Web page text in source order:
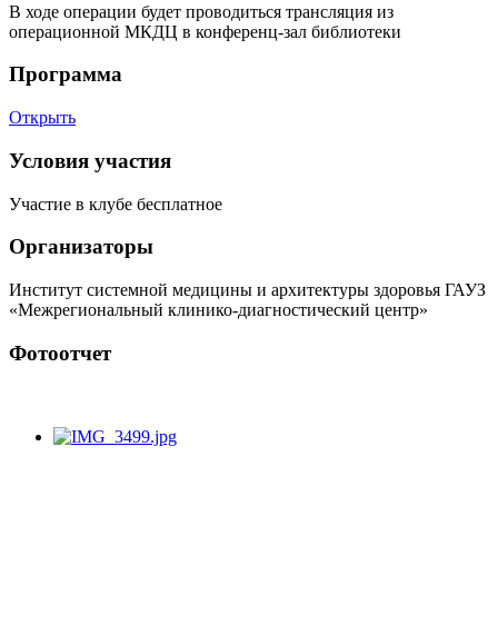
В ходе операции будет проводиться трансляция из
операционной МКДЦ в конференц-зал библиотеки
Программа
Открыть
Условия участия
Участие в клубе бесплатное
Организаторы
Институт системной медицины и архитектуры здоровья ГАУЗ
«Межрегиональный клинико-диагностический центр»
Фотоотчет